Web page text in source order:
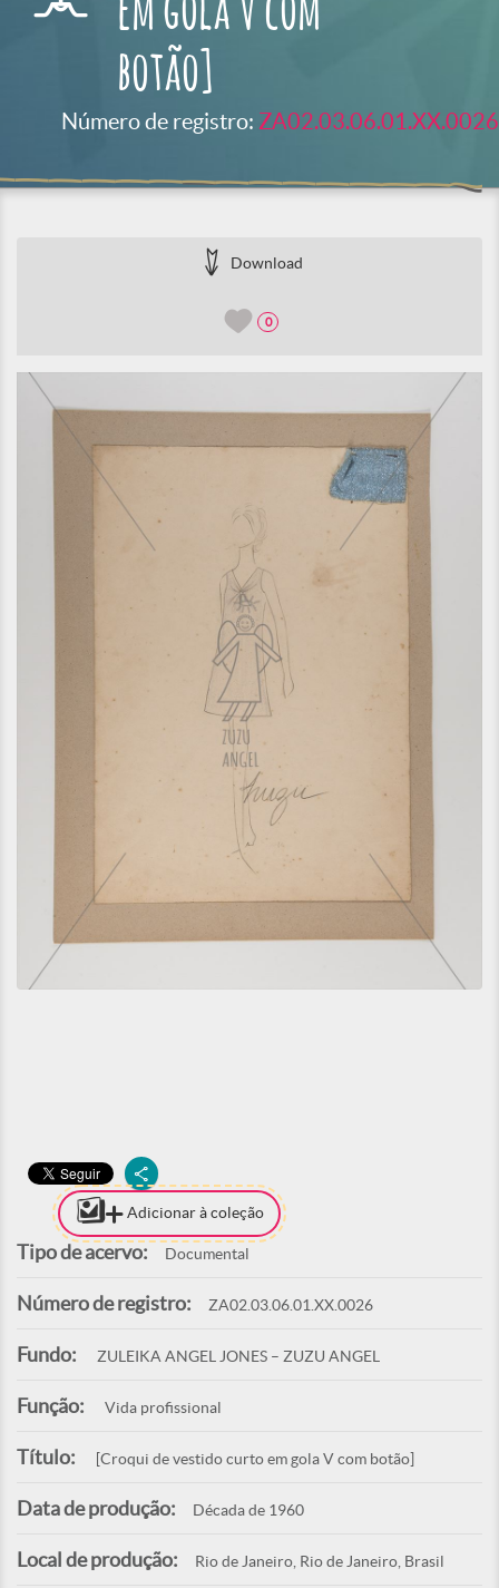
em gola V com
botão]
Número de registro: ZA02.03.06.01.XX.0026
Download
0
Adicionar à coleção
Tipo de acervo: Documental
Número de registro: ZA02.03.06.01.XX.0026
Fundo: ZULEIKA ANGEL JONES – ZUZU ANGEL
Função: Vida profissional
Título: [Croqui de vestido curto em gola V com botão]
Data de produção: Década de 1960
Local de produção: Rio de Janeiro, Rio de Janeiro, Brasil